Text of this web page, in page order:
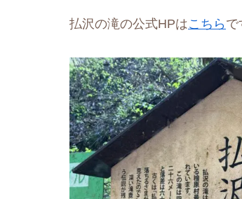
払沢の滝の公式HPはこちら で